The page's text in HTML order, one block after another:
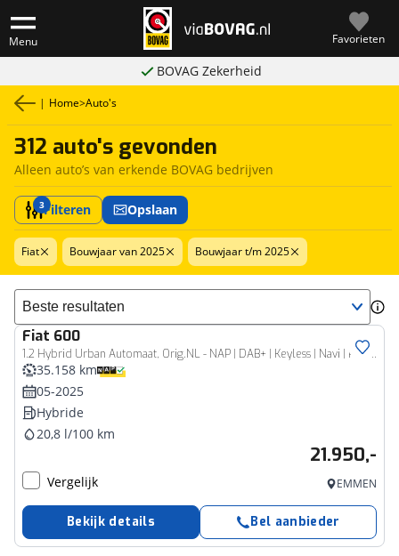
Menu Favorieten
BOVAG Zekerheid
| Home>Auto's
312 auto's gevonden
Alleen auto’s van erkende BOVAG bedrijven
3Filteren Opslaan
Fiat Bouwjaar van 2025 Bouwjaar t/m 2025
Sorteer resultaten
Fiat 600
1.2 Hybrid Urban Automaat, Orig.NL - NAP | DAB+ | Keyless | Navi | PDC+Camera | LED - RIJKLAAR + BOVAG GARANTIE
35.158 km
05-2025
Hybride
20,8 l/100 km
21.950,-
Vergelijk EMMEN
Bekijk details Bel aanbieder